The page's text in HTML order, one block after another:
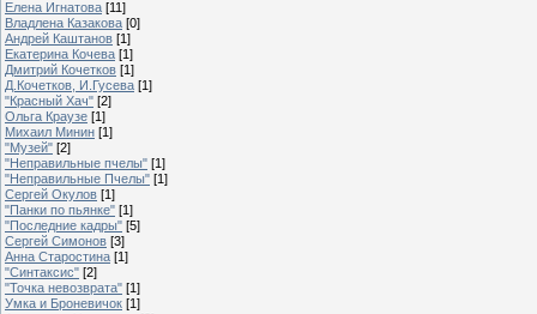
Елена Игнатова [11]
Владлена Казакова [0]
Андрей Каштанов [1]
Екатерина Кочева [1]
Дмитрий Кочетков [1]
Д.Кочетков, И.Гусева [1]
"Красный Хач" [2]
Ольга Краузе [1]
Михаил Минин [1]
"Музей" [2]
"Неправильные пчелы" [1]
"Неправильные Пчелы" [1]
Сергей Окулов [1]
"Панки по пьянке" [1]
"Последние кадры" [5]
Сергей Симонов [3]
Анна Старостина [1]
"Синтаксис" [2]
"Точка невозврата" [1]
Умка и Броневичок [1]